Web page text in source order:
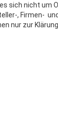
sich nicht um
, Firmen- und
nur zur